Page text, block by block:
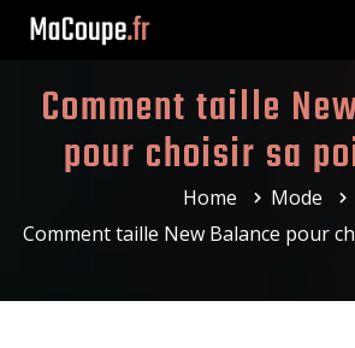
Comment taille
pour choisir sa
Home
Mode
Comment taille New Balance pour